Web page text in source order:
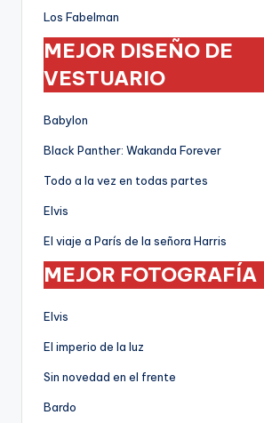
Los Fabelman
MEJOR DISEÑO DE
VESTUARIO
Babylon
Black Panther: Wakanda Forever
Todo a la vez en todas partes
Elvis
El viaje a París de la señora Harris
MEJOR FOTOGRAFÍA
Elvis
El imperio de la luz
Sin novedad en el frente
Bardo